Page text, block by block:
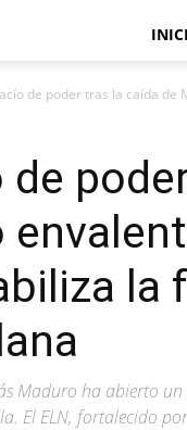
de poder tras la caída de
de
la
Maduro ha abierto
El ELN, fortalecido